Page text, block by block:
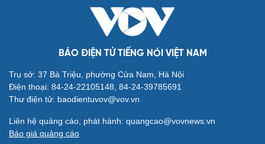
Cải chính
BÁO ĐIỆN TỬ TIẾNG NÓI VIỆT NAM
Trụ sở: 37 Bà Triệu, phường Cửa Nam, Hà Nội
Điện thoại: 84-24-22105148, 84-24-39785691
Thư điện tử: baodientuvov@vov.vn
Liên hệ quảng cáo, phát hành: quangcao@vovnews.vn
Báo giá quảng cáo